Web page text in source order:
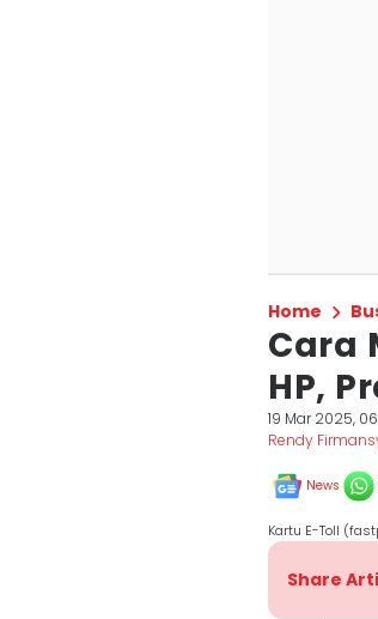
Home
Cara
HP,
19 Mar 2025,
Rendy
News
Kartu E-Toll
Share